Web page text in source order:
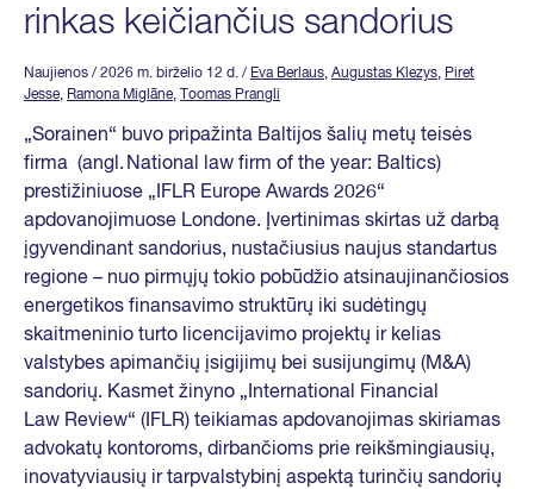
rinkas keičiančius sandorius
Naujienos / 2026 m. birželio 12 d. / Eva Berlaus, Augustas Klezys, Piret
Jesse, Ramona Miglāne, Toomas Prangli
„Sorainen“ buvo pripažinta Baltijos šalių metų teisės
firma (angl. National law firm of the year: Baltics)
prestižiniuose „IFLR Europe Awards 2026“
apdovanojimuose Londone. Įvertinimas skirtas už darbą
įgyvendinant sandorius, nustačiusius naujus standartus
regione – nuo pirmųjų tokio pobūdžio atsinaujinančiosios
energetikos finansavimo struktūrų iki sudėtingų
skaitmeninio turto licencijavimo projektų ir kelias
valstybes apimančių įsigijimų bei susijungimų (M&A)
sandorių. Kasmet žinyno „International Financial
Law Review“ (IFLR) teikiamas apdovanojimas skiriamas
advokatų kontoroms, dirbančioms prie reikšmingiausių,
inovatyviausių ir tarpvalstybinį aspektą turinčių sandorių